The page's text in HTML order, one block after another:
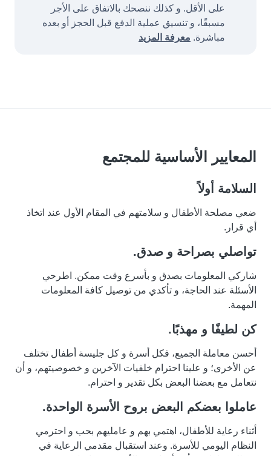
على الأقل. و كذلك ننصحك بالاتفاق على الأجر
مسبقًا، و تنسيق عملية الدفع قبل الحجز أو بعده
مباشرة. معرفة المزيد
المعايير الأساسية للمجتمع
السلامة أولاً
ضعي مصلحة الأطفال و سلامتهم في المقام الأول عند اتخاذ
أي قرار.
تواصلي بصراحة و صدق.
شاركي المعلومات بصدق و بأسرع وقت ممكن. اطرحي
الأسئلة عند الحاجة، و تأكدي من توصيل كافة المعلومات
المهمة.
كن لطيفًا و مهذبًا.
أحسن معاملة الجميع، فكل أسرة و كل جليسة أطفال تختلف
عن الأخرى؛ و علينا احترام خلفيات الآخرين و خصوصيتهم، و أن
نتعامل مع بعضنا البعض بكل تقدير و احترام.
عاملوا بعضكم البعض بروح الأسرة الواحدة.
أثناء رعاية للأطفال، اهتمي بهم و عامليهم بحب و احترمي
النظام اليومي للأسرة. وعند استقبال مقدمي الرعاية في